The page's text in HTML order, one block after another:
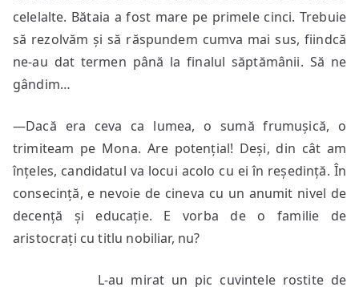
celelalte. Bătaia a fost mare pe primele cinci. Trebuie
să rezolvăm și să răspundem cumva mai sus, fiindcă
ne-au dat termen până la finalul săptămânii. Să ne
gândim…
—Dacă era ceva ca lumea, o sumă frumușică, o
trimiteam pe Mona. Are potențial! Deși, din cât am
înțeles, candidatul va locui acolo cu ei în reședință. În
consecință, e nevoie de cineva cu un anumit nivel de
decență și educație. E vorba de o familie de
aristocrați cu titlu nobiliar, nu?
L-au mirat un pic cuvintele rostite de